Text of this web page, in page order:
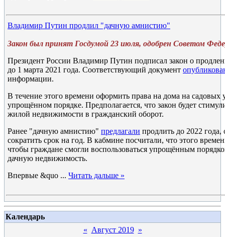
Владимир Путин продлил "дачную амнистию"
Закон был принят Госдумой 23 июля, одобрен Советом
Президент России Владимир Путин подписал закон о
до 1 марта 2021 года. Соответствующий документ
информации.
В течение этого времени оформить права на дома на садовых
упрощённом порядке. Предполагается, что закон будет
жилой недвижимости в гражданский оборот.
Ранее "дачную амнистию" предлагали продлить до 2022
сократить срок на год. В кабмине посчитали, что этого
чтобы граждане смогли воспользоваться упрощённым
дачную недвижимость.
Впервые &quo ... Читать дальше »
Календарь
« Август 2019 »